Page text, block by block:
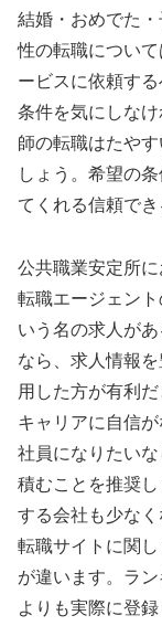
結婚・おめでた
性の転職につい
ービスに依頼す
条件を気にしな
師の転職はたや
しょう。希望の
てくれる信頼で
公共職業安定所に
転職エージェン
いう名の求人が
なら、求人情報
用した方が有利だ
キャリアに自信
社員になりたい
積むことを推奨
する会社も少なく
転職サイトに関
が違います。ラ
よりも実際に登